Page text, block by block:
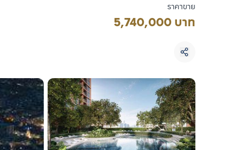
ราคาขาย
5,740,000 บาท
เลือกยูนิตเพื่อเปรียบเทียบ
เลือกได้สูงสุด 3 รายการ
เปรียบเทียบ
ลบทั้งหมด